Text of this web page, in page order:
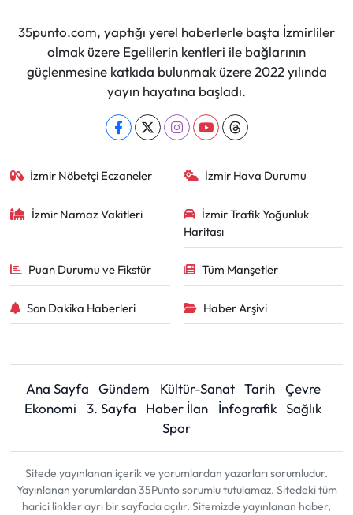
35punto.com, yaptığı yerel haberlerle başta İzmirliler
olmak üzere Egelilerin kentleri ile bağlarının
güçlenmesine katkıda bulunmak üzere 2022 yılında
yayın hayatına başladı.
İzmir Nöbetçi Eczaneler İzmir Hava Durumu
İzmir Namaz Vakitleri
İzmir Trafik Yoğunluk
Haritası
Puan Durumu ve Fikstür Tüm Manşetler
Son Dakika Haberleri Haber Arşivi
Ana Sayfa Gündem Kültür-Sanat Tarih
Çevre
Ekonomi
3. Sayfa Haber İlan İnfografik Sağlık
Spor
Sitede yayınlanan içerik ve yorumlardan yazarları sorumludur.
Yayınlanan yorumlardan 35Punto sorumlu tutulamaz. Sitedeki tüm
harici linkler ayrı bir sayfada açılır. Sitemizde yayınlanan haber,